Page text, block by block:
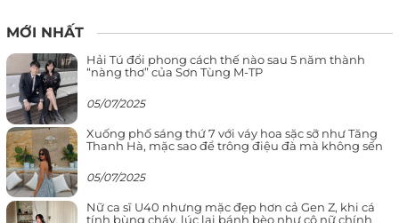
MỚI NHẤT
Hải Tú đổi phong cách thế nào sau 5 năm thành
“nàng thơ” của Sơn Tùng M-TP
05/07/2025
Xuống phố sáng thứ 7 với váy hoa sặc sỡ như Tăng
Thanh Hà, mặc sao để trông điệu đà mà không sến
05/07/2025
Nữ ca sĩ U40 nhưng mặc đẹp hơn cả Gen Z, khi cá
tính bùng cháy, lúc lại bánh bèo như cô nữ chính